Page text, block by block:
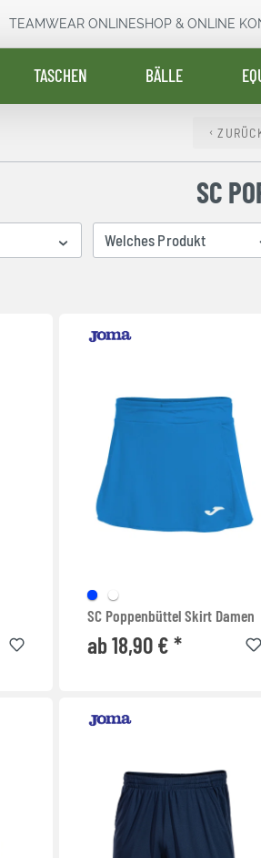
TEAMWEAR ONLINESHOP & ONLINE
TASCHEN BÄLLE
SC
Welches Produkt
SC Poppenbüttel Skirt Damen
ab 18,90 € *